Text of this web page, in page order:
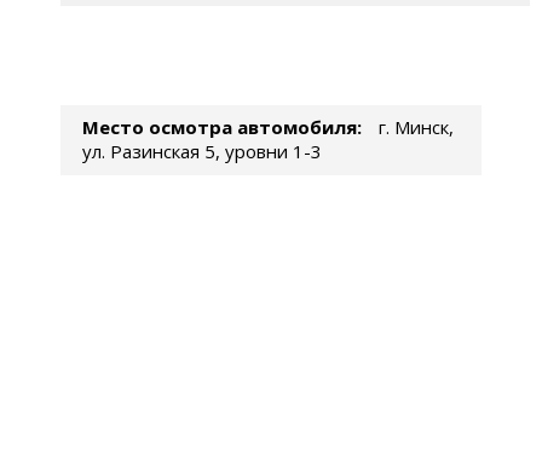
Место осмотра автомобиля:
г. Минск,
ул. Разинская 5, уровни 1-3